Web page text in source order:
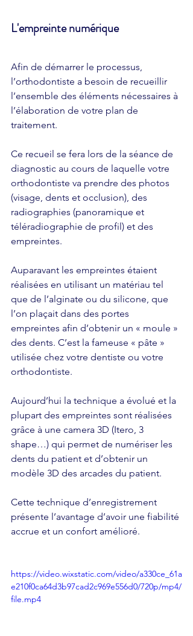
L'empreinte numérique
Afin de démarrer le processus,
l’orthodontiste a besoin de recueillir
l’ensemble des éléments nécessaires à
l’élaboration de votre plan de
traitement.
Ce recueil se fera lors de la séance de
diagnostic au cours de laquelle votre
orthodontiste va prendre des photos
(visage, dents et occlusion), des
radiographies (panoramique et
téléradiographie de profil) et des
empreintes.
Auparavant les empreintes étaient
réalisées en utilisant un matériau tel
que de l’alginate ou du silicone, que
l’on plaçait dans des portes
empreintes afin d’obtenir un « moule »
des dents. C’est la fameuse « pâte »
utilisée chez votre dentiste ou votre
orthodontiste.
Aujourd’hui la technique a évolué et la
plupart des empreintes sont réalisées
grâce à une camera 3D (Itero, 3
shape…) qui permet de numériser les
dents du patient et d’obtenir un
modèle 3D des arcades du patient.
Cette technique d’enregistrement
présente l’avantage d’avoir une fiabilité
accrue et un confort amélioré.
https://video.wixstatic.com/video/a330ce_61a
e210f0ca64d3b97cad2c969e556d0/720p/mp4/
file.mp4